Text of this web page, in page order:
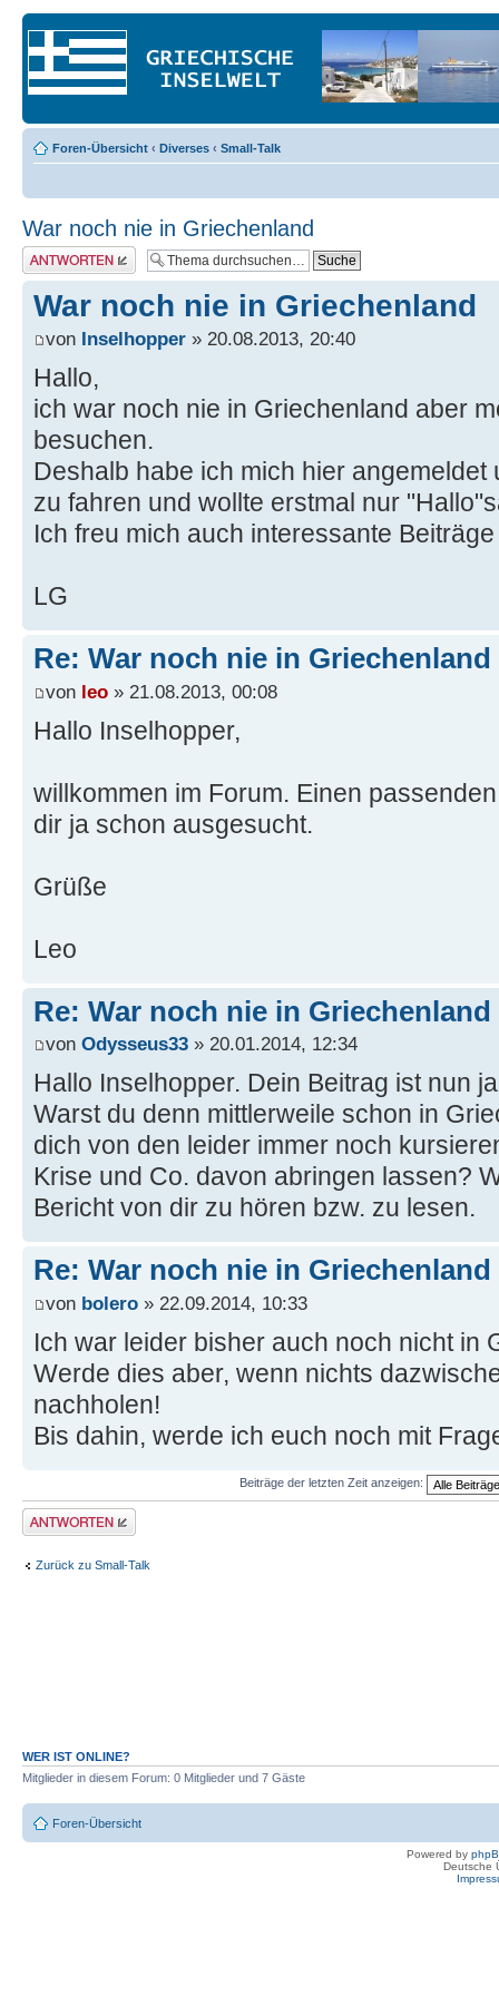
Foren-Übersicht ‹ Diverses ‹ Small-Talk
War noch nie in Griechenland
Antwort erstellen
War noch nie in Griechenland
von Inselhopper » 20.08.2013, 20:40
Hallo,
ich war noch nie in Griechenland aber
besuchen.
Deshalb habe ich mich hier
zu fahren und wollte erstmal nur
Ich freu mich auch interessante
LG
Re: War noch nie in Griechenland
von leo » 21.08.2013, 00:08
Hallo Inselhopper,
willkommen im Forum. Einen
dir ja schon ausgesucht.
Grüße
Leo
Re: War noch nie in Griechenland
von Odysseus33 » 20.01.2014, 12:34
Hallo Inselhopper. Dein Beitrag ist nun
Warst du denn mittlerweile schon in
dich von den leider immer noch
Krise und Co. davon abringen lassen?
Bericht von dir zu hören bzw. zu lesen.
Re: War noch nie in Griechenland
von bolero » 22.09.2014, 10:33
Ich war leider bisher auch noch nicht in
Werde dies aber, wenn nichts
nachholen!
Bis dahin, werde ich euch noch mit
Beiträge der letzten Zeit anzeigen:
Antwort erstellen
Zurück zu Small-Talk
WER IST ONLINE?
Mitglieder in diesem Forum: 0 Mitglieder und 7 Gäste
Foren-Übersicht
Powered by
Deutsche